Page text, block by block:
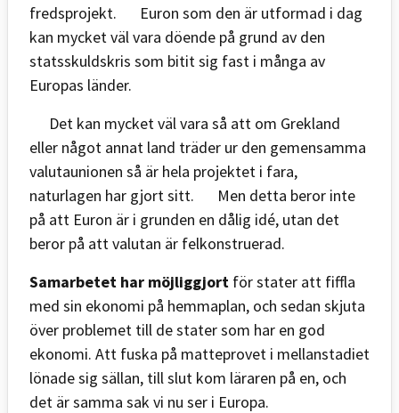
fredsprojekt. Euron som den är utformad i dag
kan mycket väl vara döende på grund av den
statsskuldskris som bitit sig fast i många av
Europas länder.
Det kan mycket väl vara så att om Grekland
eller något annat land träder ur den gemensamma
valutaunionen så är hela projektet i fara,
naturlagen har gjort sitt. Men detta beror inte
på att Euron är i grunden en dålig idé, utan det
beror på att valutan är felkonstruerad.
Samarbetet har möjliggjort för stater att fiffla
med sin ekonomi på hemmaplan, och sedan skjuta
över problemet till de stater som har en god
ekonomi. Att fuska på matteprovet i mellanstadiet
lönade sig sällan, till slut kom läraren på en, och
det är samma sak vi nu ser i Europa.